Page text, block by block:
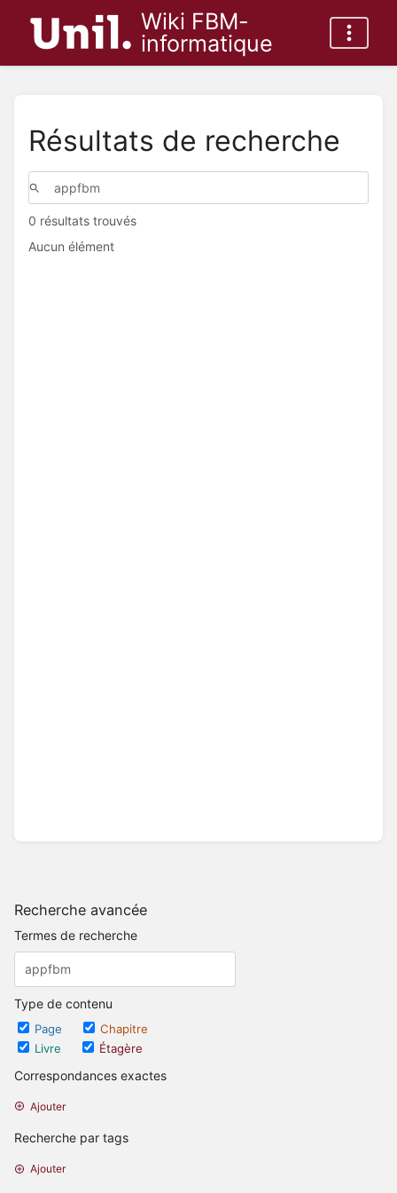
Wiki FBM-
informatique
Recherche avancée
Termes de recherche
Type de contenu
Page
Chapitre
Livre
Étagère
Correspondances exactes
Ajouter
Recherche par tags
Ajouter
Résultats de recherche
0 résultats trouvés
Aucun élément